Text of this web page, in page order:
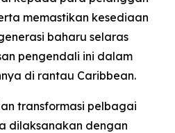
memastikan kesediaan
baharu selaras
pengendali ini dalam
di rantau Caribbean.
transformasi pelbagai
dilaksanakan dengan